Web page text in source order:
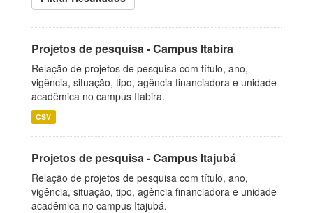
Projetos de pesquisa - Campus Itabira
Relação de projetos de pesquisa com título, ano,
vigência, situação, tipo, agência financiadora e unidade
acadêmica no campus Itabira.
CSV
Projetos de pesquisa - Campus Itajubá
Relação de projetos de pesquisa com título, ano,
vigência, situação, tipo, agência financiadora e unidade
acadêmica no campus Itajubá.